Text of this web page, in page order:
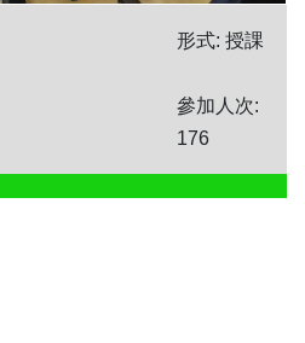
形式: 授課
參加人次:
176